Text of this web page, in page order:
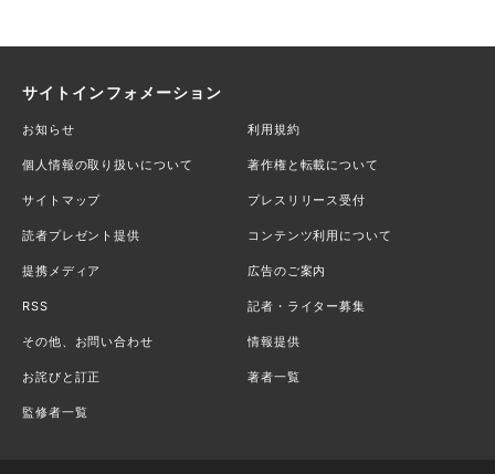
サイトインフォメーション
お知らせ 利用規約
個人情報の取り扱いについて 著作権と転載について
サイトマップ プレスリリース受付
読者プレゼント提供 コンテンツ利用について
提携メディア 広告のご案内
RSS 記者・ライター募集
その他、お問い合わせ 情報提供
お詫びと訂正 著者一覧
監修者一覧